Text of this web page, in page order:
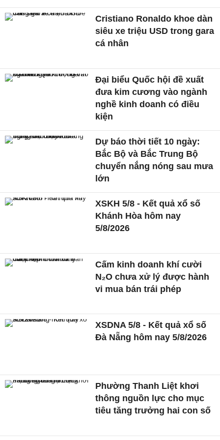
Cristiano Ronaldo khoe dàn
siêu xe triệu USD trong gara
cá nhân
Đại biểu Quốc hội đề xuất
đưa kim cương vào ngành
nghề kinh doanh có điều
kiện
Dự báo thời tiết 10 ngày:
Bắc Bộ và Bắc Trung Bộ
chuyển nắng nóng sau mưa
lớn
XSKH 5/8 - Kết quả xổ số
Khánh Hòa hôm nay
5/8/2026
Cấm kinh doanh khí cười
N₂O chưa xử lý được hành
vi mua bán trái phép
XSDNA 5/8 - Kết quả xổ số
Đà Nẵng hôm nay 5/8/2026
Phường Thanh Liệt khơi
thông nguồn lực cho mục
tiêu tăng trưởng hai con số